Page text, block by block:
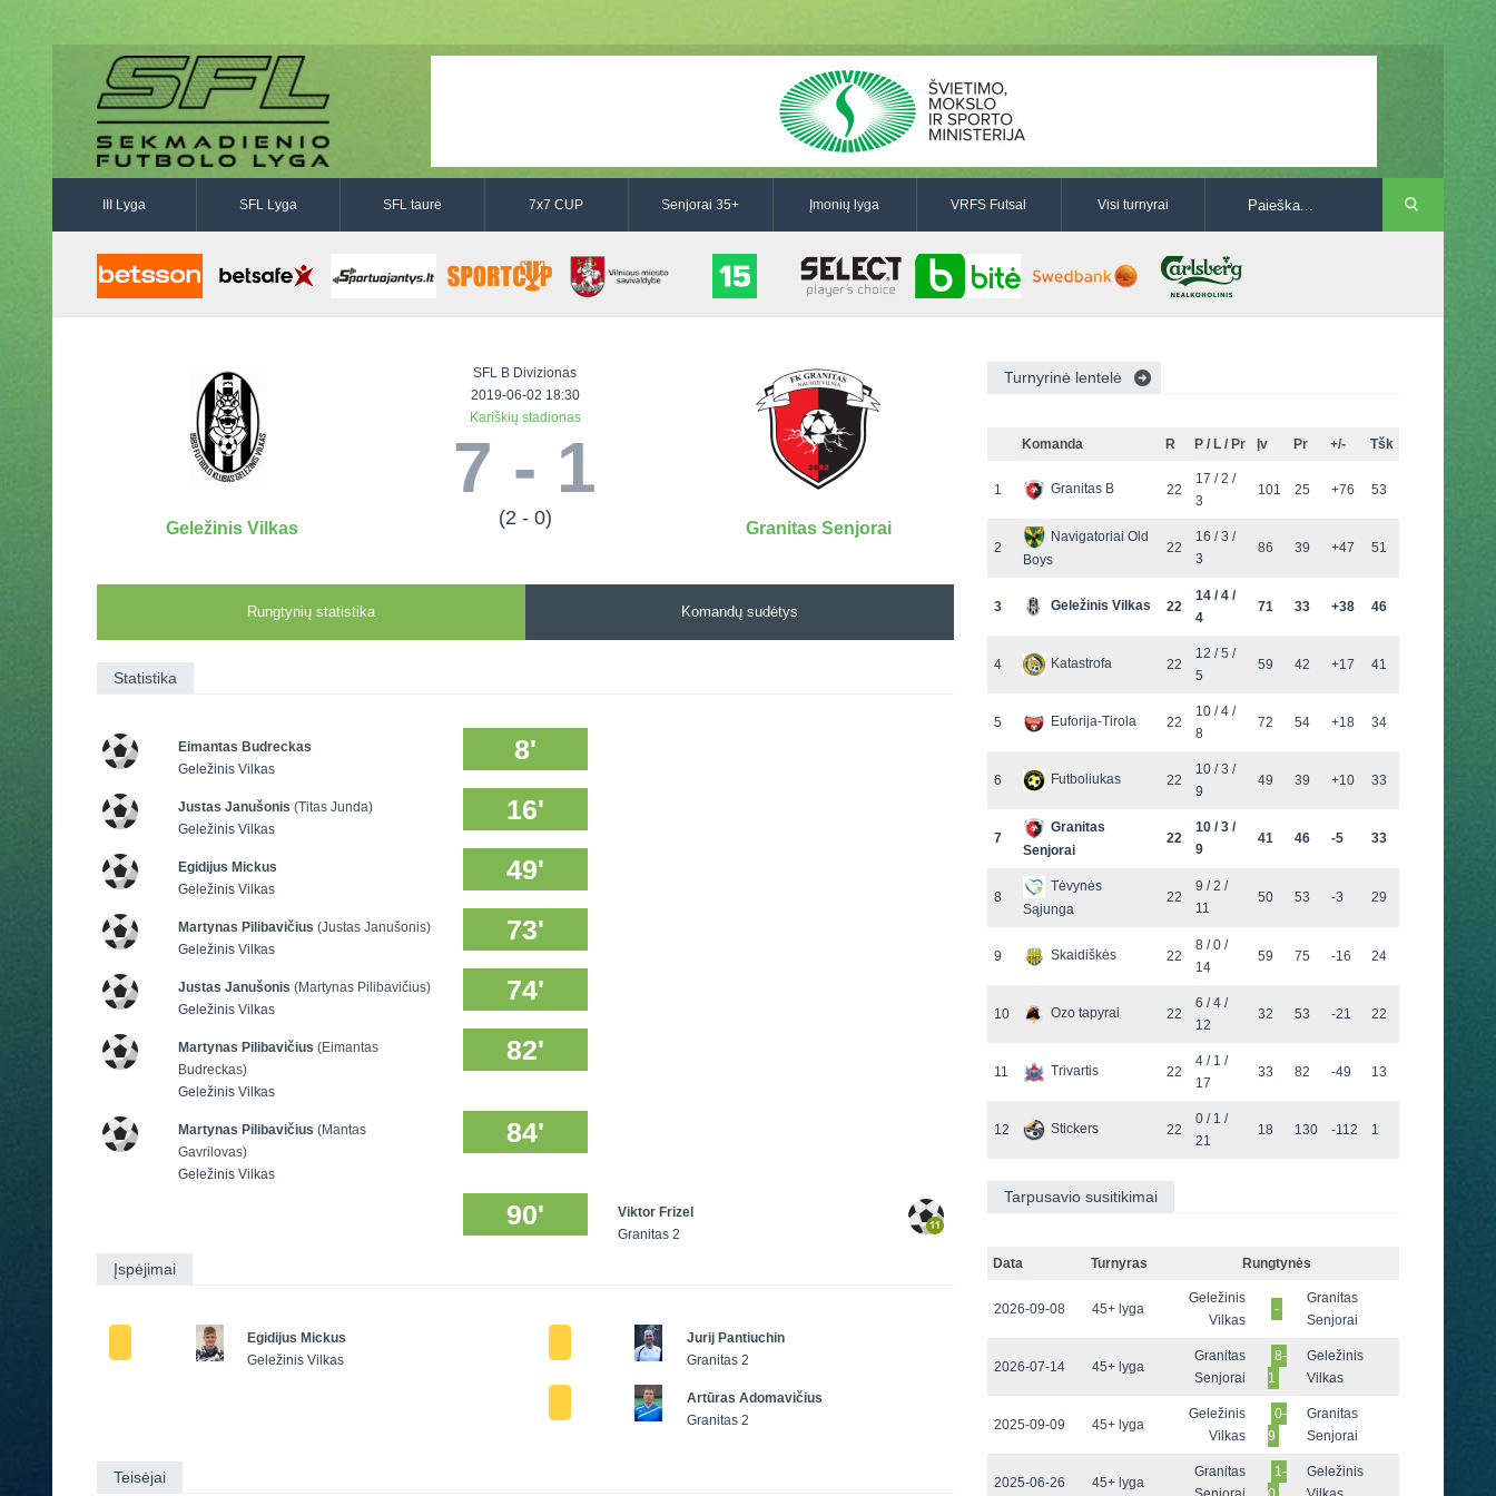
III Lyga SFL Lyga SFL taurė 7x7 CUP Senjorai 35+ Įmonių lyga VRFS Futsal Visi turnyrai
Geležinis Vilkas
SFL B Divizionas
2019-06-02 18:30
Kariškių stadionas
7 - 1
(2 - 0) Granitas Senjorai
Rungtynių statistika Komandų sudėtys
Statistika
Eimantas Budreckas
Geležinis Vilkas
8'
Justas Janušonis (Titas Junda)
Geležinis Vilkas
16'
Egidijus Mickus
Geležinis Vilkas
49'
Martynas Pilibavičius (Justas Janušonis)
Geležinis Vilkas
73'
Justas Janušonis (Martynas Pilibavičius)
Geležinis Vilkas
74'
Martynas Pilibavičius (Eimantas
Budreckas)
Geležinis Vilkas
82'
Martynas Pilibavičius (Mantas
Gavrilovas)
Geležinis Vilkas
84'
90'
Viktor Frizel
Granitas 2
Įspėjimai
Egidijus Mickus
Geležinis Vilkas
Jurij Pantiuchin
Granitas 2
Artūras Adomavičius
Granitas 2
Teisėjai
Turnyrinė lentelė
Komanda R P / L / Pr Įv Pr +/- Tšk
1 Granitas B 22
17 / 2 /
3
101 25 +76 53
2
Navigatoriai Old
Boys
22
16 / 3 /
3
86 39 +47 51
3 Geležinis Vilkas 22
14 / 4 /
4
71 33 +38 46
4 Katastrofa 22
12 / 5 /
5
59 42 +17 41
5 Euforija-Tirola 22
10 / 4 /
8
72 54 +18 34
6 Futboliukas 22
10 / 3 /
9
49 39 +10 33
7
Granitas
Senjorai
22
10 / 3 /
9
41 46 -5 33
8
Tėvynės
Sąjunga
22
9 / 2 /
11
50 53 -3 29
9 Skaidiškės 22
8 / 0 /
14
59 75 -16 24
10 Ozo tapyrai 22
6 / 4 /
12
32 53 -21 22
11 Trivartis 22
4 / 1 /
17
33 82 -49 13
12 Stickers 22
0 / 1 /
21
18 130 -112 1
Tarpusavio susitikimai
Data Turnyras Rungtynės
2026-09-08 45+ lyga
Geležinis
Vilkas
-
Granitas
Senjorai
2026-07-14 45+ lyga
Granitas
Senjorai
8-
1
Geležinis
Vilkas
2025-09-09 45+ lyga
Geležinis
Vilkas
0-
9
Granitas
Senjorai
2025-06-26 45+ lyga
Granitas
1-
Geležinis